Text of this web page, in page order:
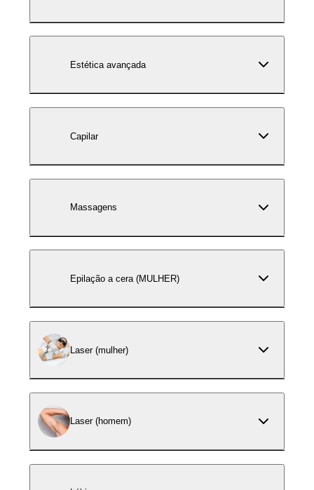
Estética avançada
Capilar
Massagens
Epilação a cera (MULHER)
Laser (mulher)
Laser (homem)